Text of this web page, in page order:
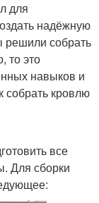
для
надёжную
решили собрать
то это
навыков и
собрать кровлю
все
Для сборки